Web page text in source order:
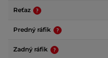
Reťaz
Predný ráfik
Zadný ráfik